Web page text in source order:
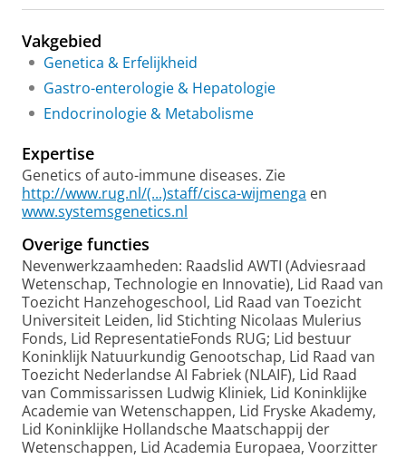
e
a
g
e
I
e
c
h
o
a
l
Vakgebied
Genetica & Erfelijkheid
Gastro-enterologie & Hepatologie
Endocrinologie & Metabolisme
Expertise
Genetics of auto-immune diseases. Zie
http://www.rug.nl/(...)staff/cisca-wijmenga en
www.systemsgenetics.nl
Overige functies
Nevenwerkzaamheden: Raadslid AWTI (Adviesraad
Wetenschap, Technologie en Innovatie), Lid Raad van
Toezicht Hanzehogeschool, Lid Raad van Toezicht
Universiteit Leiden, lid Stichting Nicolaas Mulerius
Fonds, Lid RepresentatieFonds RUG; Lid bestuur
Koninklijk Natuurkundig Genootschap, Lid Raad van
Toezicht Nederlandse AI Fabriek (NLAIF), Lid Raad
van Commissarissen Ludwig Kliniek, Lid Koninklijke
Academie van Wetenschappen, Lid Fryske Akademy,
Lid Koninklijke Hollandsche Maatschappij der
Wetenschappen, Lid Academia Europaea, Voorzitter